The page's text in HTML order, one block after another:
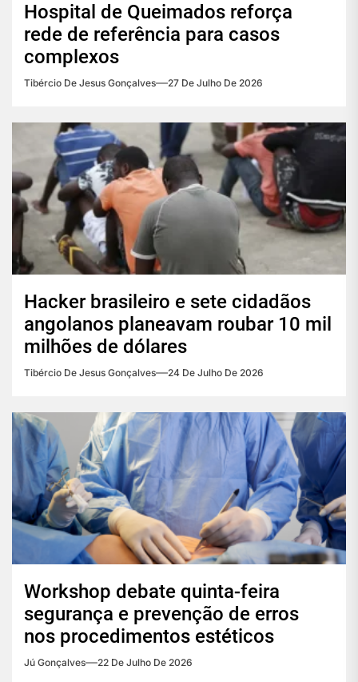
Hospital de Queimados reforça
rede de referência para casos
complexos
Tibércio De Jesus Gonçalves 27 De Julho De 2026
Hacker brasileiro e sete cidadãos
angolanos planeavam roubar 10 mil
milhões de dólares
Tibércio De Jesus Gonçalves 24 De Julho De 2026
Workshop debate quinta-feira
segurança e prevenção de erros
nos procedimentos estéticos
Jú Gonçalves 22 De Julho De 2026